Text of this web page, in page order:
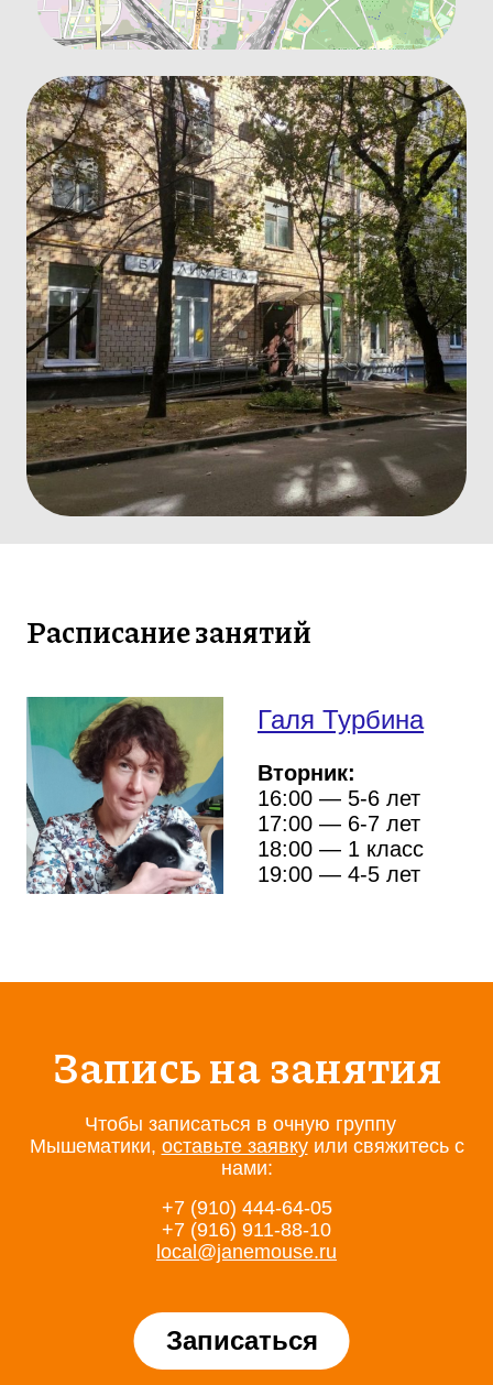
Расписание занятий
Галя Турбина
Вторник:
16:00 — 5-6 лет
17:00 — 6-7 лет
18:00 — 1 класс
19:00 — 4-5 лет
Запись на занятия
Чтобы записаться в очную группу
Мышематики, оставьте заявкуили свяжитесь с
нами:
+7 (910) 444-64-05
+7 (916) 911-88-10
local@janemouse.ru
Записаться